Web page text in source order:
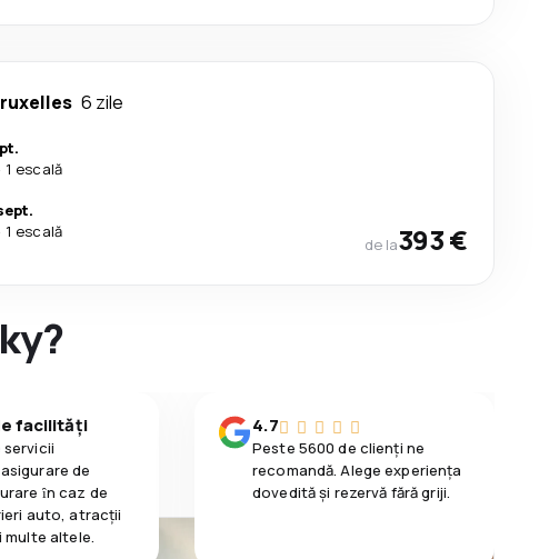
6 zile
1 escală
1 escală
de la393 €
facilități
de
ȋn caz de
auto, atracții
multe altele.
4.7
Peste 5600 de clienți ne
recomandă. Alege experiența
dovedită și rezervă fără griji.